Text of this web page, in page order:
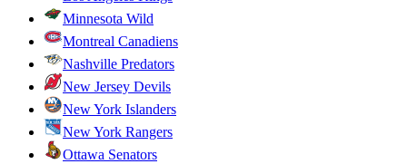
Minnesota Wild
Montreal Canadiens
Nashville Predators
New Jersey Devils
New York Islanders
New York Rangers
Ottawa Senators